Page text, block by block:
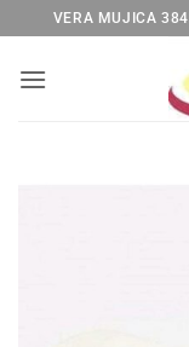
al
contenido
VERA MUJICA